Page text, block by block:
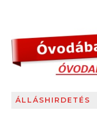
ÁLLÁSHIRDETÉS